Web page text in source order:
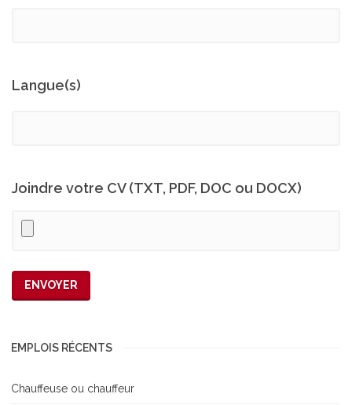
Langue(s)
Joindre votre CV (TXT, PDF, DOC ou DOCX)
EMPLOIS RÉCENTS
Chauffeuse ou chauffeur